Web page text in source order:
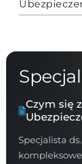
Czym się
Specjalista